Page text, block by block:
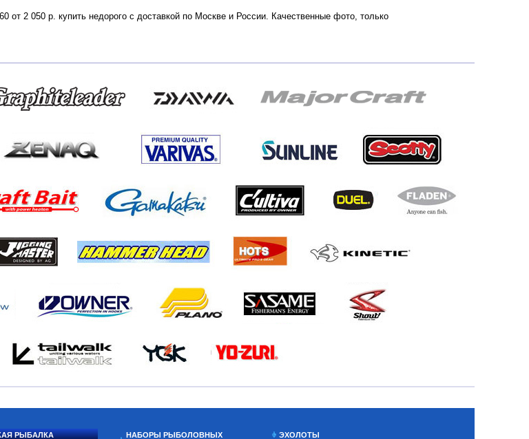
от 2 050 р. купить недорого с доставкой по Москве и России. Качественные фото, только
РЫБАЛКА НАБОРЫ РЫБОЛОВНЫХ ЭХОЛОТЫ